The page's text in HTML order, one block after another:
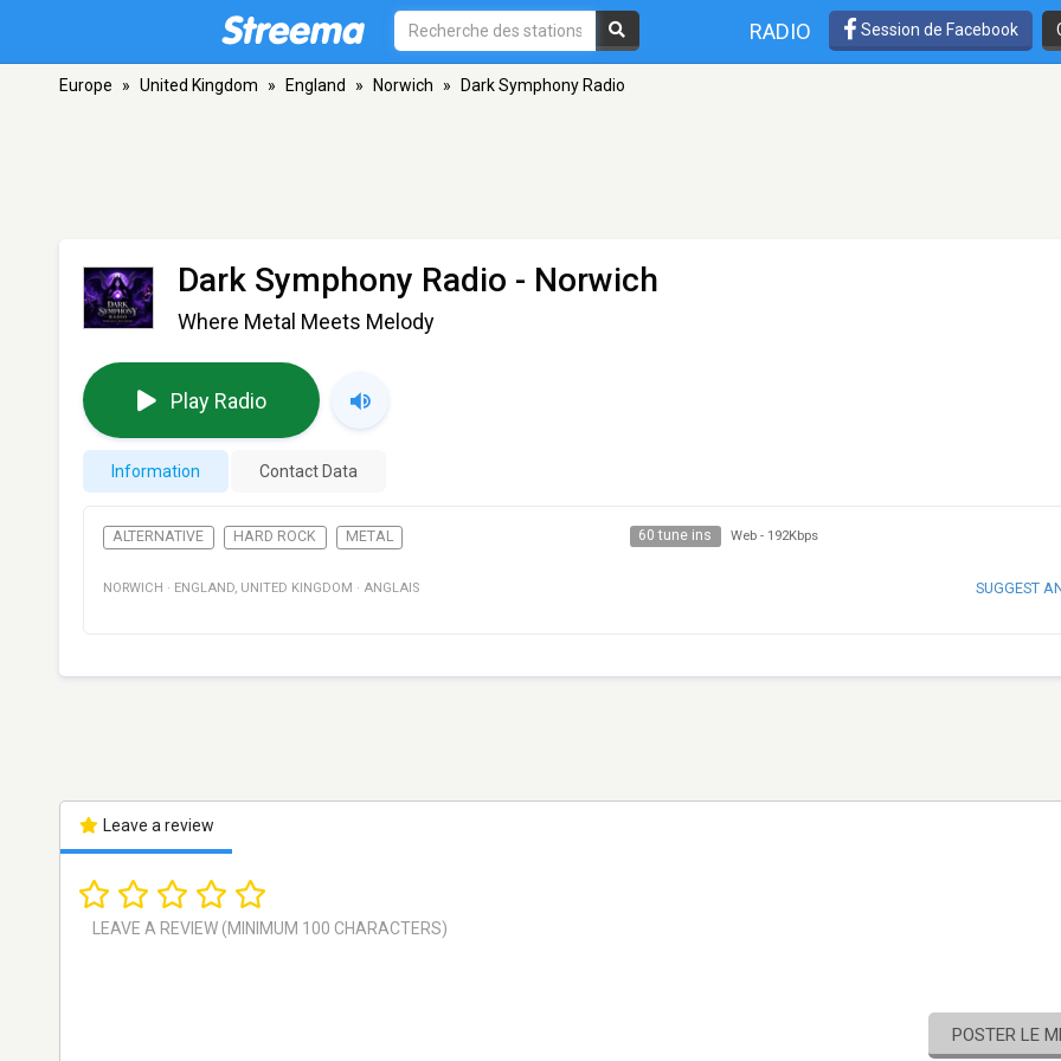
RADIO Session de Facebook
Europe » United Kingdom » England » Norwich » Dark Symphony Radio
Dark Symphony Radio - Norwich
Where Metal Meets Melody
Play Radio
Information Contact Data
ALTERNATIVE HARD ROCK METAL 60 tune ins Web - 192Kbps
NORWICH · ENGLAND, UNITED KINGDOM · ANGLAIS SUGGEST
Leave a review
POSTER LE